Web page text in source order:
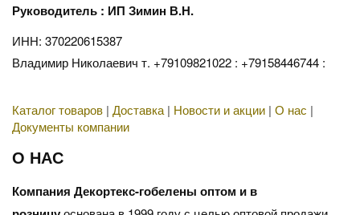
Руководитель : ИП Зимин В.Н.
ИНН: 370220615387
Владимир Николаевич т. +79109821022 : +79158446744 :
Каталог товаров | Доставка | Новости и акции | О нас |
Документы компании
О НАС
Компания Декортекс-гобелены оптом и в